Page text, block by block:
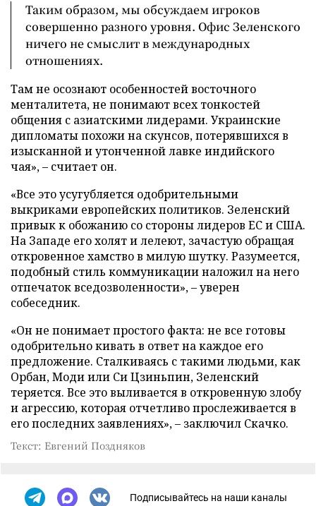
Таким образом, мы обсуждаем игроков
совершенно разного уровня. Офис Зеленского
ничего не смыслит в международных
отношениях.
Там не осознают особенностей восточного
менталитета, не понимают всех тонкостей
общения с азиатскими лидерами. Украинские
дипломаты похожи на скунсов, потерявшихся в
изысканной и утонченной лавке индийского
чая», – считает он.
«Все это усугубляется одобрительными
выкриками европейских политиков. Зеленский
привык к обожанию со стороны лидеров ЕС и США.
На Западе его холят и лелеют, зачастую обращая
откровенное хамство в милую шутку. Разумеется,
подобный стиль коммуникации наложил на него
отпечаток вседозволенности», – уверен
собеседник.
«Он не понимает простого факта: не все готовы
одобрительно кивать в ответ на каждое его
предложение. Сталкиваясь с такими людьми, как
Орбан, Моди или Си Цзиньпин, Зеленский
теряется. Все это выливается в откровенную злобу
и агрессию, которая отчетливо прослеживается в
его последних заявлениях», – заключил Скачко.
Текст: Евгений Поздняков
Подписывайтесь на наши каналы